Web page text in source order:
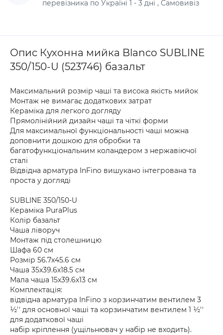
перевізника по Україні 1 - 3 дні , Самовивіз
Опис Кухонна мийка Blanco SUBLINE
350/150-U (523746) базальт
Максимальний розмір чаші та висока якість мийок
Монтаж не вимагає додаткових затрат
Кераміка для легкого догляду
Прямолінійний дизайн чаші та чіткі форми
Для максимальної функціональності чаші можна
доповнити дошкою для обробки та
багатофункціональним коландером з нержавіючої
сталі
Відвідна арматура InFino вишукано інтегрована та
проста у догляді
SUBLINE 350/150-U
Кераміка PuraPlus
Колір базальт
Чаша ліворуч
Монтаж під столешницю
Шафа 60 см
Розмір 56.7х45.6 см
Чаша 35х39.6х18.5 см
Мала чаша 15х39.6х13 см
Комплектація:
відвідна арматура InFino з корзинчатим вентилем 3
½'' для основної чаші та корзинчатим вентилем 1 ½''
для додаткової чаші
набір кріплення (ущільнювач у набір не входить).